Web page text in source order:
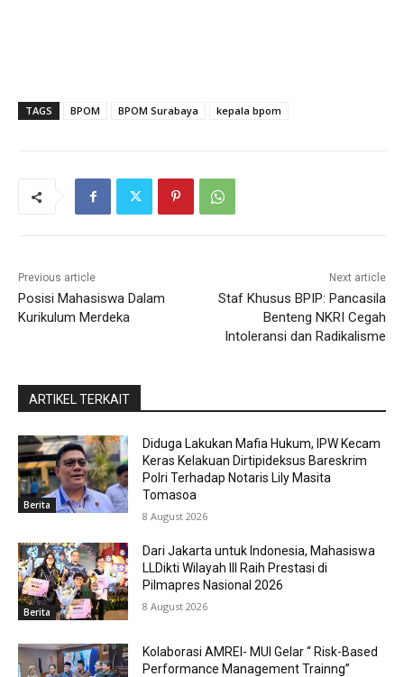
TAGS BPOM BPOM Surabaya kepala bpom
Previous article
Posisi Mahasiswa Dalam
Kurikulum Merdeka
Next article
Staf Khusus BPIP: Pancasila
Benteng NKRI Cegah
Intoleransi dan Radikalisme
ARTIKEL TERKAIT
Berita
Diduga Lakukan Mafia Hukum, IPW Kecam
Keras Kelakuan Dirtipideksus Bareskrim
Polri Terhadap Notaris Lily Masita
Tomasoa
8 August 2026
Berita
Dari Jakarta untuk Indonesia, Mahasiswa
LLDikti Wilayah III Raih Prestasi di
Pilmapres Nasional 2026
8 August 2026
Kolaborasi AMREI- MUI Gelar “ Risk-Based
Performance Management Trainng”